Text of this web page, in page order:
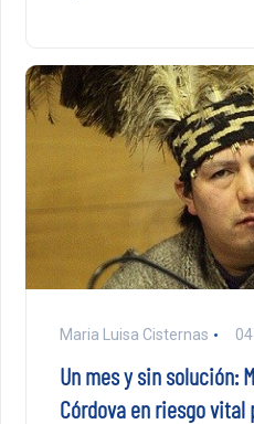
Maria Luisa Cisternas
Un mes y sin solución:
Córdova en riesgo vital